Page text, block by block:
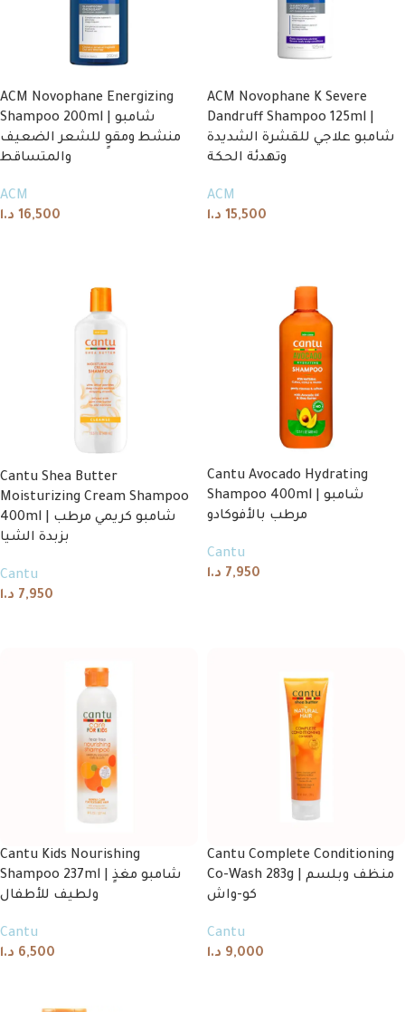
ACM Novophane Energizing
Shampoo 200ml | شامبو
منشط ومقوٍ للشعر الضعيف
والمتساقط
ACM
16,500 د.ا
ACM Novophane K Severe
Dandruff Shampoo 125ml |
شامبو علاجي للقشرة الشديدة
وتهدئة الحكة
ACM
15,500 د.ا
Cantu Shea Butter
Moisturizing Cream Shampoo
400ml | شامبو كريمي مرطب
بزبدة الشيا
Cantu
7,950 د.ا
Cantu Avocado Hydrating
Shampoo 400ml | شامبو
مرطب بالأفوكادو
Cantu
7,950 د.ا
Cantu Kids Nourishing
Shampoo 237ml | شامبو مغذٍ
ولطيف للأطفال
Cantu
6,500 د.ا
Cantu Complete Conditioning
Co-Wash 283g | منظف وبلسم
كو-واش
Cantu
9,000 د.ا